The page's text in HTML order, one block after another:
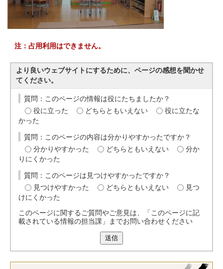
注：占用利用はできません。
より良いウェブサイトにするために、ページの感想を聞かせ
てください。
質問：このページの情報は役にたちましたか？
役に立った
どちらともいえない
役に立たな
かった
質問：このページの内容は分かりやすかったですか？
分かりやすかった
どちらともいえない
分か
りにくかった
質問：このページは見つけやすかったですか？
見つけやすかった
どちらともいえない
見つ
けにくかった
このページに関するご質問やご意見は、「このページに記
載されている情報の担当課」までお問い合わせください
送信